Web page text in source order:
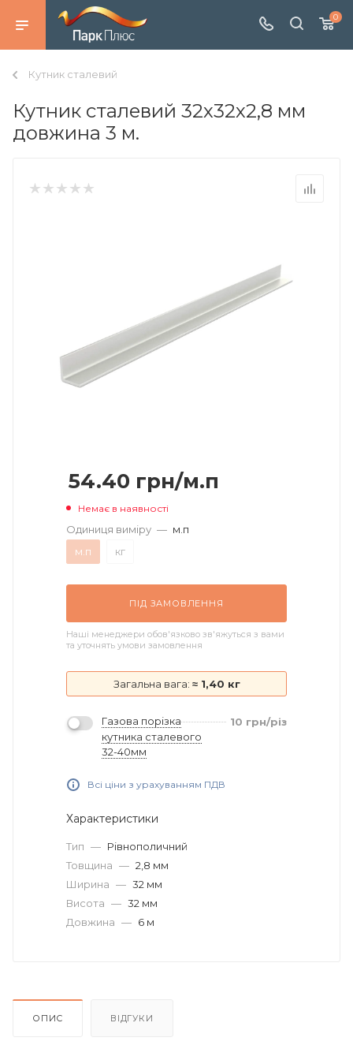
0
Кутник сталевий
Кутник сталевий 32х32х2,8 мм
довжина 3 м.
54.40 грн/м.п
Немає в наявності
Одиниця виміру — м.п
м.п
кг
ПІД ЗАМОВЛЕННЯ
Наші менеджери обов'язково зв'яжуться з вами
та уточнять умови замовлення
Загальна вага: ≈ 1,40 кг
Газова порізка
кутника сталевого
32-40мм
10 грн/різ
Всі ціни з урахуванням ПДВ
Характеристики
Тип — Рівнополичний
Товщина — 2,8 мм
Ширина — 32 мм
Висота — 32 мм
Довжина — 6 м
ОПИС ВІДГУКИ